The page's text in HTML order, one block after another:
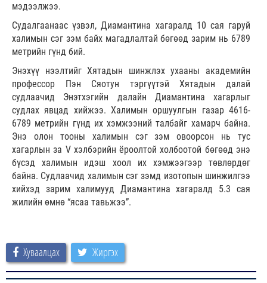
мэдээлжээ.
Судалгаанаас үзвэл, Диамантина хагаралд 10 сая гаруй
халимын сэг зэм байх магадлалтай бөгөөд зарим нь 6789
метрийн гүнд бий.
Энэхүү нээлтийг Хятадын шинжлэх ухааны академийн
профессор Пэн Сяотун тэргүүтэй Хятадын далай
судлаачид Энэтхэгийн далайн Диамантина хагарлыг
судлах явцад хийжээ. Халимын оршуулгын газар 4616-
6789 метрийн гүнд их хэмжээний талбайг хамарч байна.
Энэ олон тооны халимын сэг зэм овоорсон нь тус
хагарлын за V хэлбэрийн ёроолтой холбоотой бөгөөд энэ
бүсэд халимын идэш хоол их хэмжээгээр төвлөрдөг
байна. Судлаачид халимын сэг зэмд изотопын шинжилгээ
хийхэд зарим халимууд Диамантина хагаралд 5.3 сая
жилийн өмнө “ясаа тавьжээ”.
Хуваалцах Жиргэх